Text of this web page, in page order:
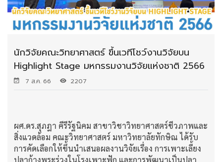
นักวิจัยคณะวิทยาศาสตร์ ขึ้นเวทีโชว์งานวิจัยบน
Highlight Stage มหกรรมงานวิจัยแห่งชาติ 2566
7 ส.ค. 66 2207
ผศ.ดร.สุภฎา คีรีรัฐนิคม สาขาวิชาวิทยาศาสตร์ชีวภาพและ
สิ่งแวดล้อม คณะวิทยาศาสตร์ มหาวิทยาลัยทักษิณ ได้รับ
การคัดเลือกให้ขึ้นนำเสนอผลงานวิจัยเรื่อง การเพาะเลี้ยง
ปลาก้างพระร่วงในโรงเพาะฟัก และการพัฒนาเป็นปลา